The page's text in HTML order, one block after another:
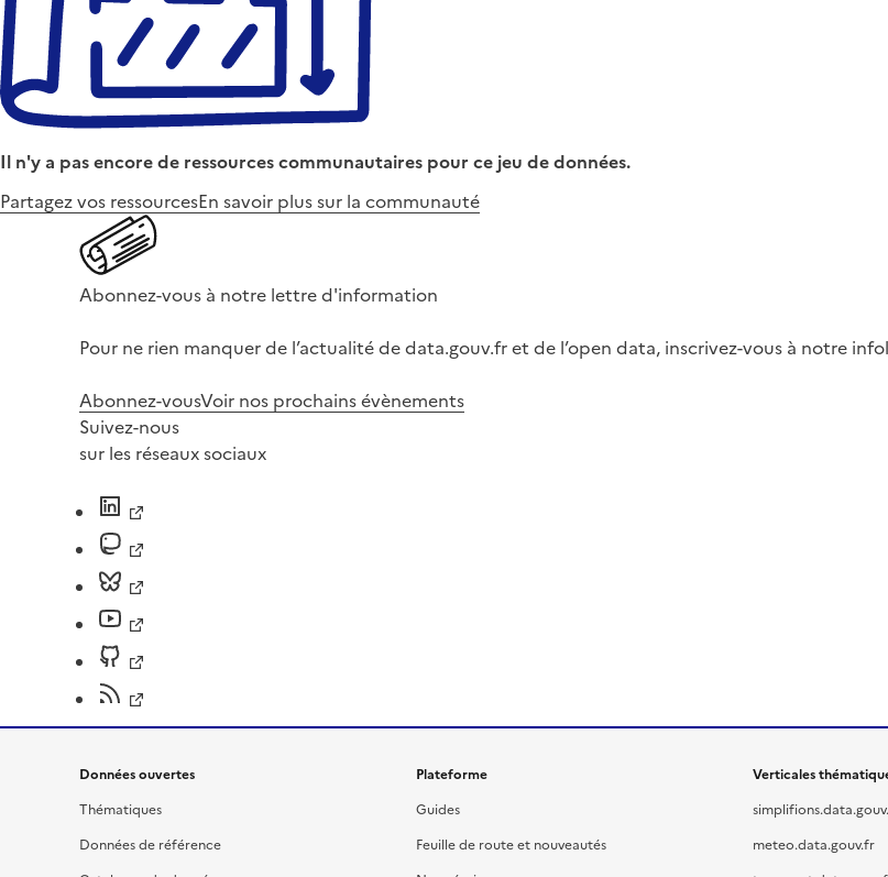
Il n'y a pas encore de ressources communautaires pour ce jeu de données.
Partagez vos ressourcesEn savoir plus sur la communauté
Abonnez-vous à notre lettre d'information
Pour ne rien manquer de l’actualité de data.gouv.fr et de l’open data, inscrivez-vous à notre
Abonnez-vousVoir nos prochains évènements
Suivez-nous
sur les réseaux sociaux
Données ouvertes
Thématiques
Données de référence
Plateforme
Guides
Feuille de route et nouveautés
Verticales
meteo.data.gouv.fr